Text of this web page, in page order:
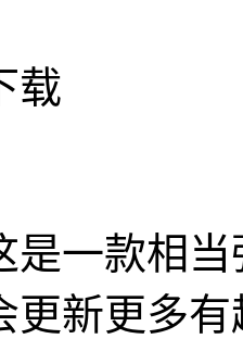
载
是一款相
更新更多